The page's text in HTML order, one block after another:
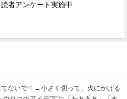
者アンケート実施中
てないで！→小さく切って、火にかける